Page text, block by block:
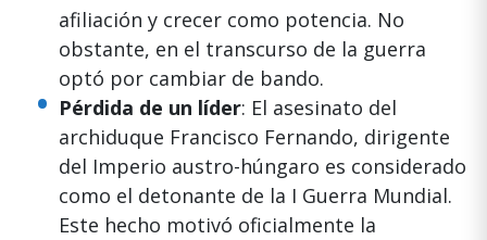
afiliación y crecer como potencia. No
obstante, en el transcurso de la guerra
optó por cambiar de bando.
Pérdida de un líder: El asesinato del
archiduque Francisco Fernando, dirigente
del Imperio austro-húngaro es considerado
como el detonante de la I Guerra Mundial.
Este hecho motivó oficialmente la